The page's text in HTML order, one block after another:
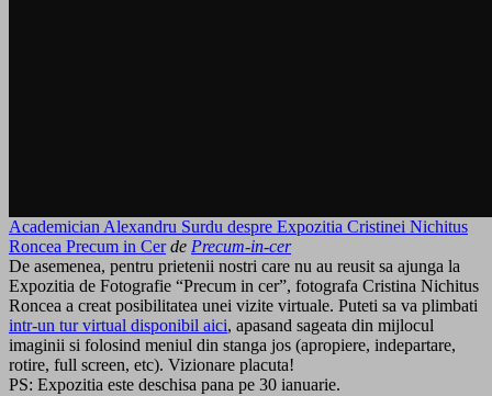
Academician Alexandru Surdu despre Expozitia Cristinei Nichitus
Roncea Precum in Cer de Precum-in-cer
De asemenea, pentru prietenii nostri care nu au reusit sa ajunga la
Expozitia de Fotografie “Precum in cer”, fotografa Cristina Nichitus
Roncea a creat posibilitatea unei vizite virtuale. Puteti sa va plimbati
intr-un tur virtual disponibil aici, apasand sageata din mijlocul
imaginii si folosind meniul din stanga jos (apropiere, indepartare,
rotire, full screen, etc). Vizionare placuta!
PS: Expozitia este deschisa pana pe 30 ianuarie.